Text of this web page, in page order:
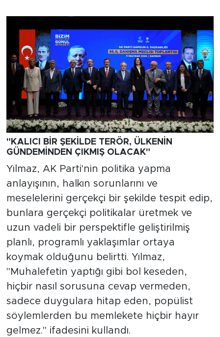
"KALICI BİR ŞEKİLDE TERÖR, ÜLKENİN
GÜNDEMİNDEN ÇIKMIŞ OLACAK"
Yılmaz, AK Parti'nin politika yapma
anlayışının, halkın sorunlarını ve
meselelerini gerçekçi bir şekilde tespit edip,
bunlara gerçekçi politikalar üretmek ve
uzun vadeli bir perspektifle geliştirilmiş
planlı, programlı yaklaşımlar ortaya
koymak olduğunu belirtti. Yılmaz,
"Muhalefetin yaptığı gibi bol keseden,
hiçbir nasıl sorusuna cevap vermeden,
sadece duygulara hitap eden, popülist
söylemlerden bu memlekete hiçbir hayır
gelmez." ifadesini kullandı.